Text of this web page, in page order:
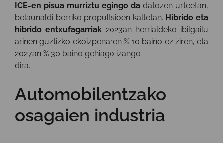
ICE-en pisua murriztu egingo da datozen urteetan,
belaunaldi berriko propultsioen kaltetan. Hibrido eta
hibrido entxufagarriak 2023an herrialdeko ibilgailu
arinen guztizko ekoizpenaren % 10 baino ez ziren, eta
2027an % 30 baino gehiago izango
dira.
Automobilentzako
osagaien industria